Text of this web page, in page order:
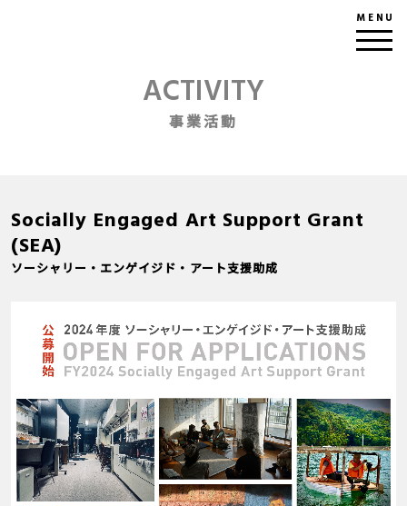
MENU
ACTIVITY
事業活動
Socially Engaged Art Support Grant
(SEA)
ソーシャリー・エンゲイジド・アート支援助成